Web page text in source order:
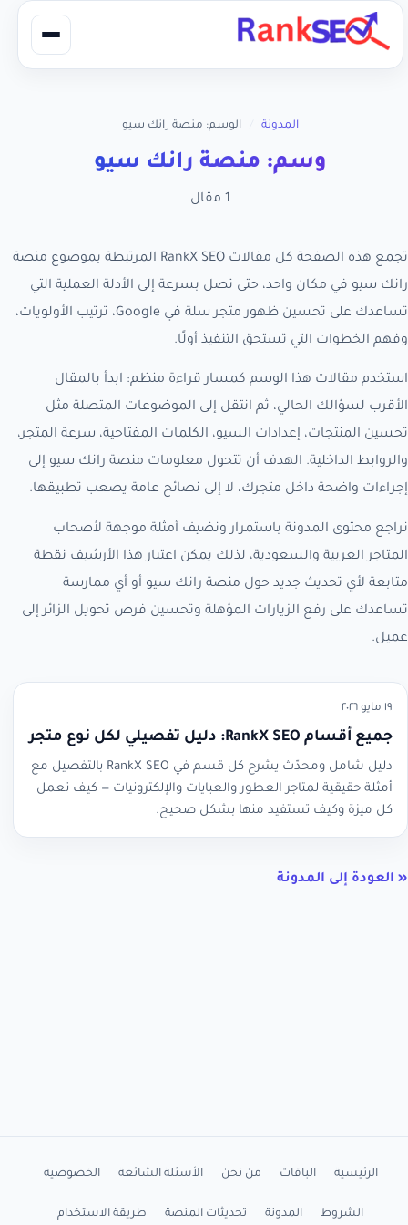
المدونة الوسم: منصة رانك سيو
وسم: منصة رانك سيو
1 مقال
تجمع هذه الصفحة كل مقالات RankX SEO المرتبطة بموضوع منصة
رانك سيو في مكان واحد، حتى تصل بسرعة إلى الأدلة العملية التي
تساعدك على تحسين ظهور متجر سلة في Google، ترتيب الأولويات،
وفهم الخطوات التي تستحق التنفيذ أولًا.
استخدم مقالات هذا الوسم كمسار قراءة منظم: ابدأ بالمقال
الأقرب لسؤالك الحالي، ثم انتقل إلى الموضوعات المتصلة مثل
تحسين المنتجات، إعدادات السيو، الكلمات المفتاحية، سرعة المتجر،
والروابط الداخلية. الهدف أن تتحول معلومات منصة رانك سيو إلى
إجراءات واضحة داخل متجرك، لا إلى نصائح عامة يصعب تطبيقها.
نراجع محتوى المدونة باستمرار ونضيف أمثلة موجهة لأصحاب
المتاجر العربية والسعودية، لذلك يمكن اعتبار هذا الأرشيف نقطة
متابعة لأي تحديث جديد حول منصة رانك سيو أو أي ممارسة
تساعدك على رفع الزيارات المؤهلة وتحسين فرص تحويل الزائر إلى
عميل.
١٩ مايو ٢٠٢٦
جميع أقسام RankX SEO: دليل تفصيلي لكل نوع متجر
دليل شامل ومحدّث يشرح كل قسم في RankX SEO بالتفصيل مع
أمثلة حقيقية لمتاجر العطور والعبايات والإلكترونيات — كيف تعمل
كل ميزة وكيف تستفيد منها بشكل صحيح.
« العودة إلى المدونة
الرئيسية الباقات من نحن الأسئلة الشائعة الخصوصية
الشروط المدونة تحديثات المنصة طريقة الاستخدام